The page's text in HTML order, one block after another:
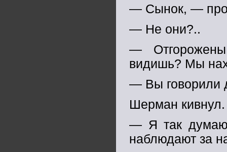
— Сынок, —
— Не они?..
—
видишь? Мы
— Вы говорили
Шерман кивнул.
— Я так думаю.
наблюдают за